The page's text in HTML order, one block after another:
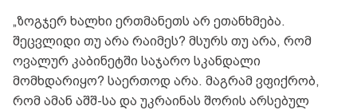
„ზოგჯერ ხალხი ერთმანეთს არ ეთანხმება.
შეცვლიდი თუ არა რაიმეს? მსურს თუ არა, რომ
ოვალურ კაბინეტში საჯარო სკანდალი
მომხდარიყო? საერთოდ არა. მაგრამ ვფიქრობ,
რომ ამან აშშ-სა და უკრაინას შორის არსებულ